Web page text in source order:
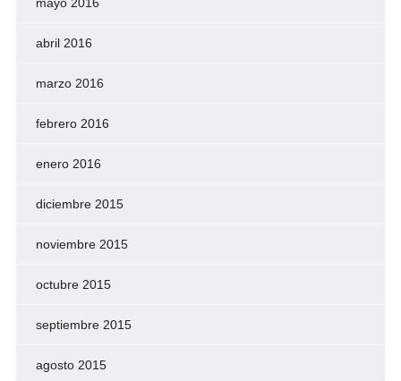
abril 2016
marzo 2016
febrero 2016
enero 2016
diciembre 2015
noviembre 2015
octubre 2015
septiembre 2015
agosto 2015